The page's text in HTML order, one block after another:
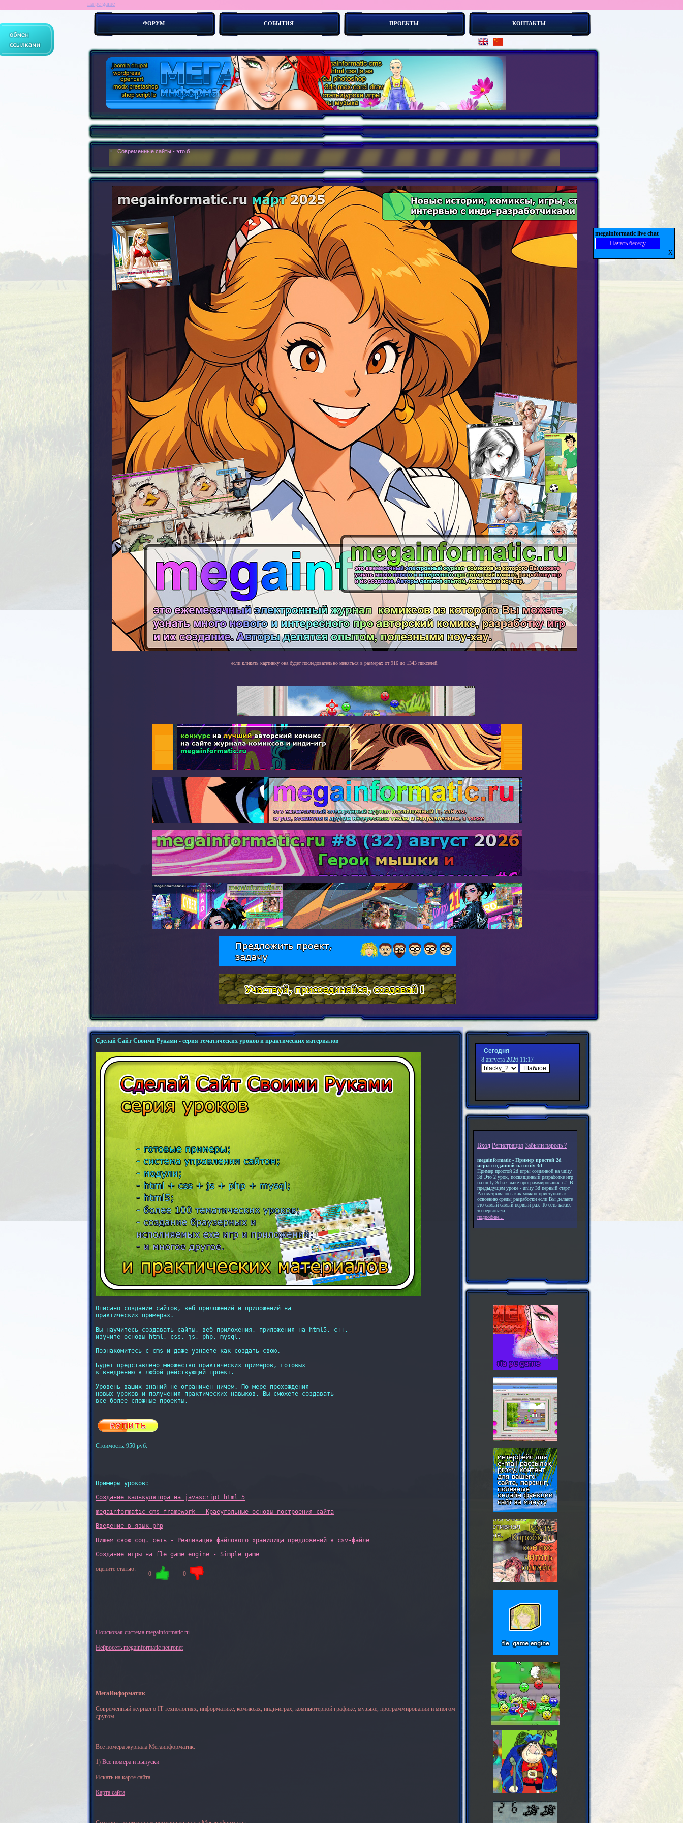
ФОРУМ СОБЫТИЯ ПРОЕКТЫ КОНТАКТЫ
ria pc game
> : Современные сайты - это бестелесные роботы. Новые концепии создания сайтов _
если кликать картинку она будет последовательно меняться в размерах от 916 до 1343 пикселей.
Сделай Сайт Своими Руками - серия тематических уроков и практических материалов
Описано создание сайтов, веб приложений и приложений на
практических примерах.
Вы научитесь создавать сайты, веб приложения, приложения на html5, c++,
изучите основы html, css, js, php, mysql.
Познакомитесь с cms и даже узнаете как создать свою.
Будет представлено множество практических примеров, готовых
к внедрению в любой действующий проект.
Уровень ваших знаний не ограничен ничем. По мере прохождения
новых уроков и получения практических навыков, Вы сможете создавать
все более сложные проекты.
Стоимость: 950 руб.
Примеры уроков:
Создание калькулятора на javascript html 5
megainformatic cms framework - Краеугольные основы построения сайта
Введение в язык php
Пишем свою соц. сеть - Реализация файлового хранилища предложений в csv-файле
Создание игры на fle game engine - Simple game
оцените статью:
0 0
Поисковая система megainformatic.ru
Нейросеть megainformatic neuronet
МегаИнформатик
Современный журнал о IT технологиях, информатике, комиксах, инди-играх, компьютерной графике, музыке, программировании и многом
другом.
Все номера журнала Мегаинформатик:
1) Все номера и выпуски
Искать на карте сайта -
Карта сайта
Сегодня
8 августа 2026 11:17
Вход Регистрация Забыли пароль ?
megainformatic - Пример простой 2d
игры созданной на unity 3d
Пример простой 2d игры созданной на unity
3d Это 2 урок, посвященный разработке игр
на unity 3d и языке программирования c#. В
предыдущем уроке - unity 3d первый старт
Рассматривалось как можно приступить к
освоению среды разработки если Вы делаете
это самый самый первый раз. То есть каких-
то первонача
подробнее...
megainformatic live chat
Начать беседу
X